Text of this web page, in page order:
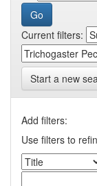
Current filters:
Start a new
Add filters:
Use filters to